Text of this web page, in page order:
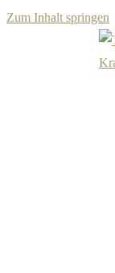
Zum Inhalt springen